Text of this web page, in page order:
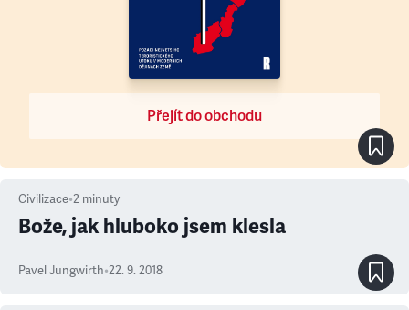
Přejít do obchodu
Civilizace•2 minuty
Bože, jak hluboko jsem klesla
Pavel Jungwirth•22. 9. 2018